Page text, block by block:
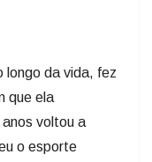
longo da vida, fez
que ela
voltou a
o esporte